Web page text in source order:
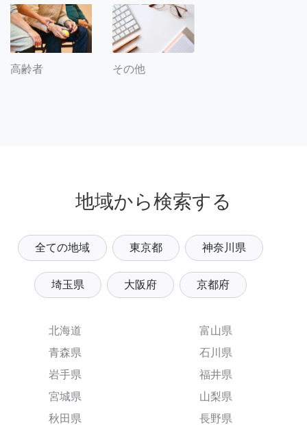
高齢者 その他
地域から検索する
全ての地域 東京都 神奈川県
埼玉県 大阪府 京都府
北海道
青森県
岩手県
宮城県
秋田県
富山県
石川県
福井県
山梨県
長野県